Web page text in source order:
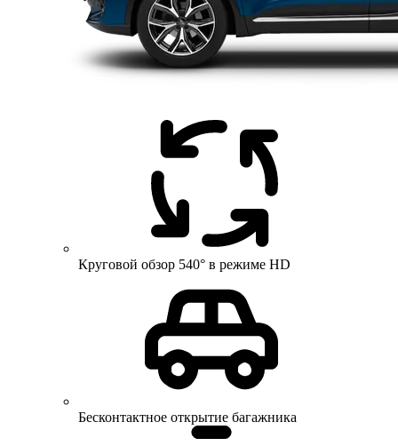
Круговой обзор 540° в режиме HD
Бесконтактное открытие багажника